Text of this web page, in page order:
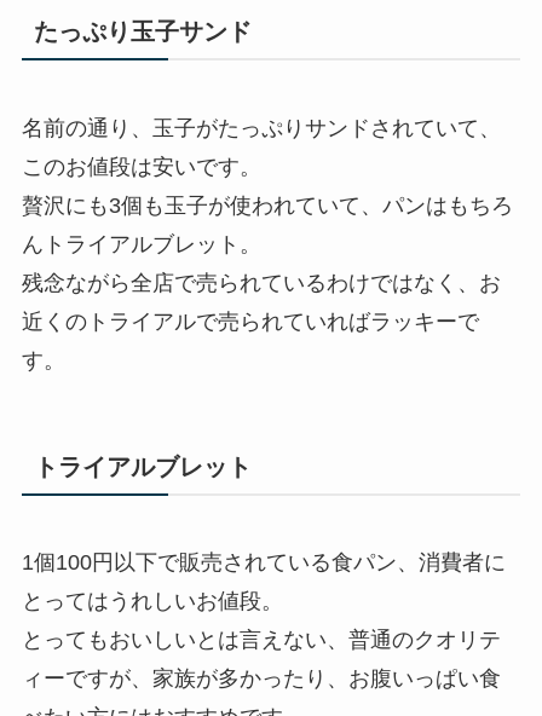
たっぷり玉子サンド
名前の通り、玉子がたっぷりサンドされていて、
このお値段は安いです。
贅沢にも3個も玉子が使われていて、パンはもちろ
んトライアルブレット。
残念ながら全店で売られているわけではなく、お
近くのトライアルで売られていればラッキーで
す。
トライアルブレット
1個100円以下で販売されている食パン、消費者に
とってはうれしいお値段。
とってもおいしいとは言えない、普通のクオリテ
ィーですが、家族が多かったり、お腹いっぱい食